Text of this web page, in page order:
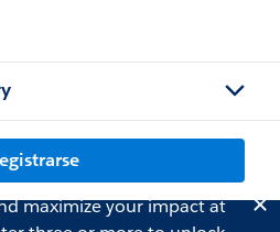
maximize your impact at